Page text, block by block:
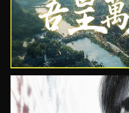
VIEW